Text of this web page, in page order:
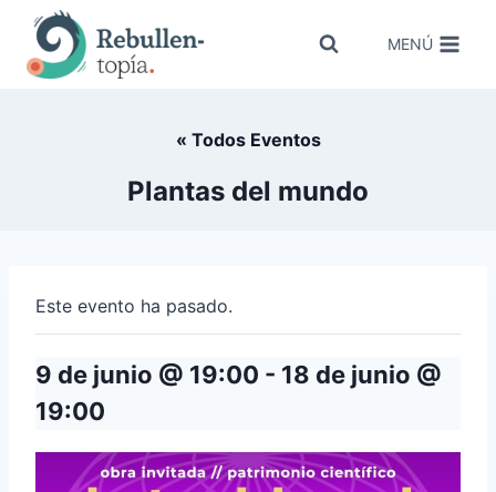
Saltar
contenido
MENÚ
« Todos Eventos
Plantas del mundo
Este evento ha pasado.
9 de junio @ 19:00 - 18 de junio @
19:00